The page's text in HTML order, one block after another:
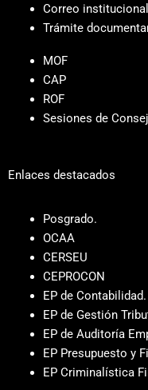
Correo institucional
Trámite
MOF
CAP
ROF
Sesiones de
Enlaces destacados
Posgrado.
OCAA
CERSEU
CEPROCON
EP de Contabilidad.
EP de Gestión
EP de Auditoría
EP Presupuesto y
EP Criminalística